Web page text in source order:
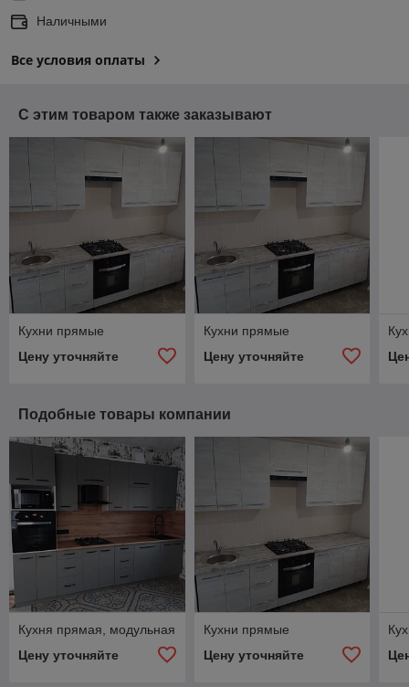
Наличными
Все условия оплаты
С этим товаром также заказывают
Кухни прямые
Цену уточняйте
Кухни прямые
Цену уточняйте
Подобные товары компании
Кухня прямая, модульная
Цену уточняйте
Кухни прямые
Цену уточняйте